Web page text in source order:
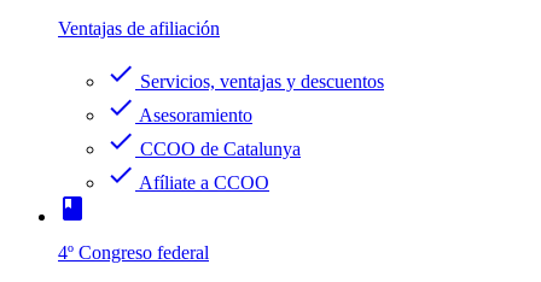
Ventajas de afiliación
check Servicios, ventajas y descuentos
check Asesoramiento
check CCOO de Catalunya
check Afíliate a CCOO
book
4º Congreso federal